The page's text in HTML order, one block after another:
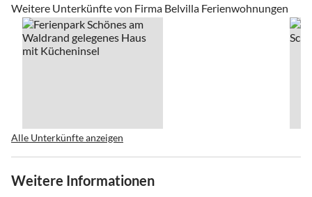
Weitere Unterkünfte von Firma Belvilla Ferienwohnungen
Alle Unterkünfte anzeigen
Weitere Informationen